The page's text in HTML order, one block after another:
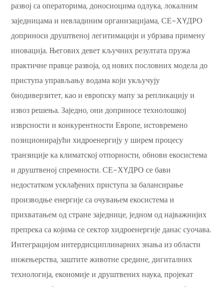
развој са операторима, доносиоцима одлука, локалним
заједницама и невладиним организацијама, СЕ-ХYДРО
доприноси друштвеној легитимацији и убрзава примену
иновација. Његових девет кључних резултата пружа
практичне правце развоја, од нових пословних модела до
приступа управљању водама који укључују
биодиверзитет, као и европску мапу за репликацију и
извоз решења. Заједно, они доприносе технолошкој
изврсности и конкурентности Европе, истовремено
позиционирајући хидроенергију у ширем процесу
транзиције ка климатској отпорности, обнови екосистема
и друштвеној спремности. СЕ-ХYДРО се бави
недостатком усклађених приступа за балансирање
производње енергије са очувањем екосистема и
прихватањем од стране заједнице, једном од најважнијих
препрека са којима се сектор хидроенергије данас суочава.
Интеграцијом интердисциплинарних знања из области
инжењерства, заштите животне средине, дигиталних
технологија, економије и друштвених наука, пројекат